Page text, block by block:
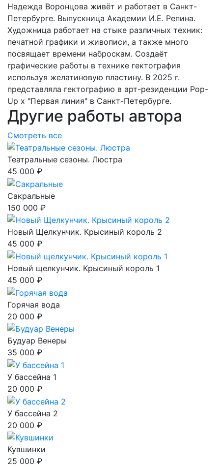
Надежда Воронцова живёт и работает в Санкт-
Петербурге. Выпускница Академии И.Е. Репина.
Художница работает на стыке различных техник:
печатной графики и живописи, а также много
посвящает времени наброскам. Создаёт
графические работы в технике гектография
используя желатиновую пластину. В 2025 г.
представляла гектографию в арт-резиденции Pop-
Up х "Первая линия" в Санкт-Петербурге.
Другие работы автора
Смотреть все
Театральные сезоны. Люстра
45 000 ₽
Сакральные
150 000 ₽
Новый Щелкунчик. Крысиный король 2
45 000 ₽
Новый щелкунчик. Крысиный король 1
45 000 ₽
Горячая вода
20 000 ₽
Будуар Венеры
35 000 ₽
У бассейна 1
20 000 ₽
У бассейна 2
20 000 ₽
Кувшинки
25 000 ₽